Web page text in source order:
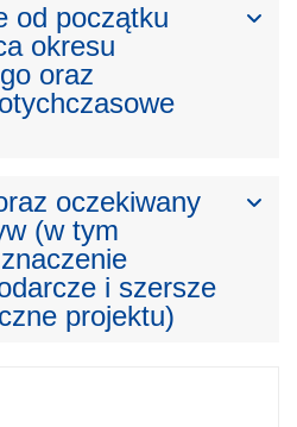
od początku
okresu
oraz
oczekiwany
(w tym
i szersze
projektu)